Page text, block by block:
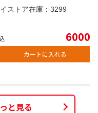
ストア在庫： 3299
6000
カートに入れる
と見る